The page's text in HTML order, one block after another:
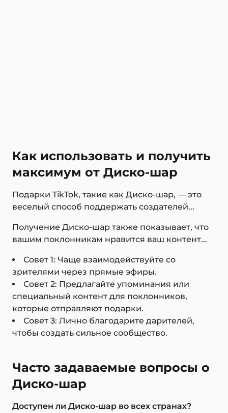
Как использовать и получить
максимум от Диско-шар
Подарки TikTok, такие как Диско-шар, — это
веселый способ поддержать создателей...
Получение Диско-шар также показывает, что
вашим поклонникам нравится ваш контент...
Совет 1: Чаще взаимодействуйте со
зрителями через прямые эфиры.
Совет 2: Предлагайте упоминания или
специальный контент для поклонников,
которые отправляют подарки.
Совет 3: Лично благодарите дарителей,
чтобы создать сильное сообщество.
Часто задаваемые вопросы о
Диско-шар
Доступен ли Диско-шар во всех странах?